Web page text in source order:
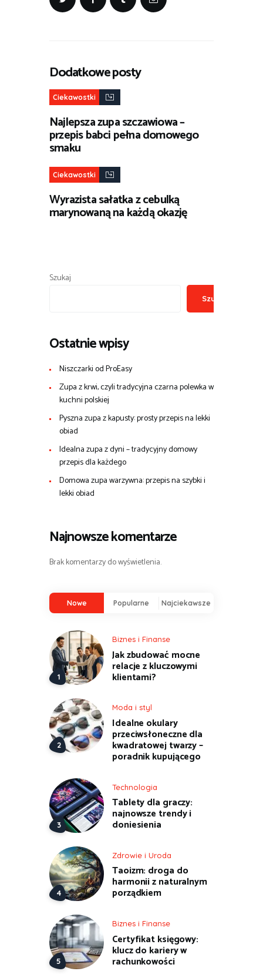
Dodatkowe posty
Ciekawostki
Najlepsza zupa szczawiowa –
przepis babci pełna domowego
smaku
Ciekawostki
Wyrazista sałatka z cebulką
marynowaną na każdą okazję
Szukaj
Szukaj
Ostatnie wpisy
Niszczarki od ProEasy
Zupa z krwi, czyli tradycyjna czarna polewka w
kuchni polskiej
Pyszna zupa z kapusty: prosty przepis na lekki
obiad
Idealna zupa z dyni – tradycyjny domowy
przepis dla każdego
Domowa zupa warzywna: przepis na szybki i
lekki obiad
Najnowsze komentarze
Brak komentarzy do wyświetlenia.
Nowe Popularne Najciekawsze
Biznes i Finanse
Jak zbudować mocne
relacje z kluczowymi
klientami?
Moda i styl
Idealne okulary
przeciwsłoneczne dla
kwadratowej twarzy –
poradnik kupującego
Technologia
Tablety dla graczy:
najnowsze trendy i
doniesienia
Zdrowie i Uroda
Taoizm: droga do
harmonii z naturalnym
porządkiem
Biznes i Finanse
Certyfikat księgowy:
klucz do kariery w
rachunkowości